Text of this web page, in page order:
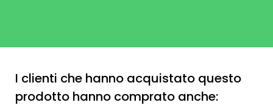
I clienti che hanno acquistato questo
prodotto hanno comprato anche: